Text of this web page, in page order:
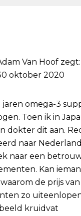
Van Hoof zegt:
oktober 2020
jaren omega-3
Toen ik in
dokter dit aan.
naar
naar een
Kan
de prijs van
zo
kruidvat